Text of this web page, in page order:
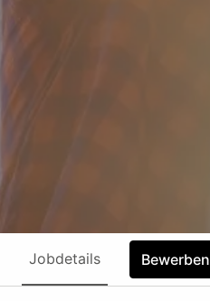
Jobdetails Bewerben